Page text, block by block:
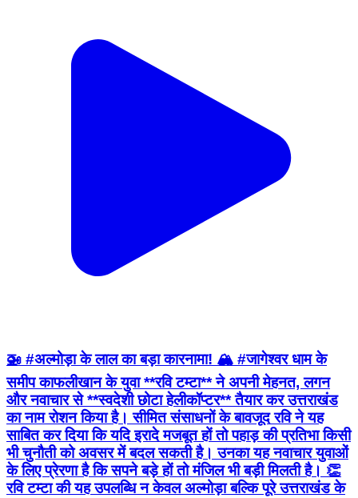
🚁 #अल्मोड़ा के लाल का बड़ा कारनामा! 🏔️ #जागेश्वर धाम के
समीप काफलीखान के युवा **रवि टम्टा** ने अपनी मेहनत, लगन
और नवाचार से **स्वदेशी छोटा हेलीकॉप्टर** तैयार कर उत्तराखंड
का नाम रोशन किया है। सीमित संसाधनों के बावजूद रवि ने यह
साबित कर दिया कि यदि इरादे मजबूत हों तो पहाड़ की प्रतिभा किसी
भी चुनौती को अवसर में बदल सकती है। उनका यह नवाचार युवाओं
के लिए प्रेरणा है कि सपने बड़े हों तो मंजिल भी बड़ी मिलती है। 👏
रवि टम्टा की यह उपलब्धि न केवल अल्मोड़ा बल्कि पूरे उत्तराखंड के